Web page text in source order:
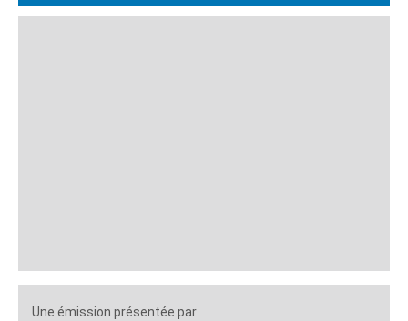
Une émission présentée par